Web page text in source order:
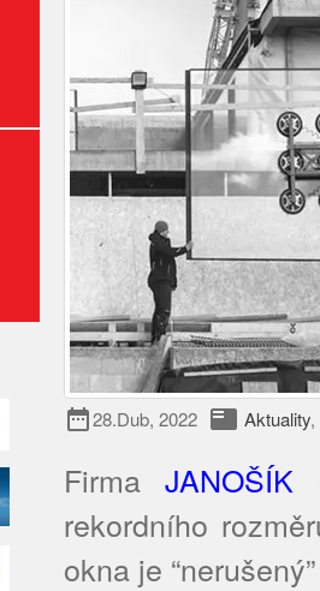
date_range28.Dub, 2022 featured_play_list Aktuality,
FirmaJANOŠÍK
rekordního
okna je